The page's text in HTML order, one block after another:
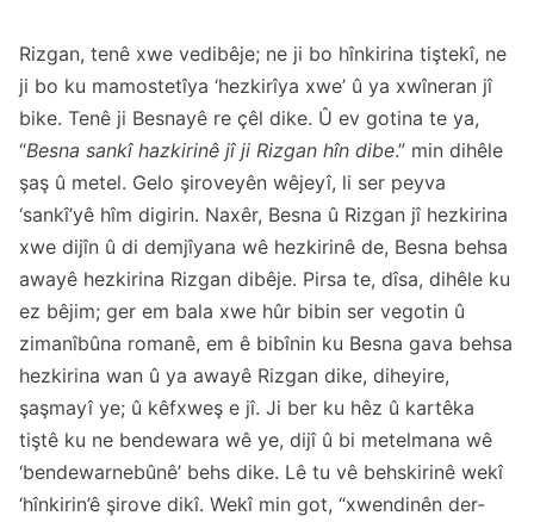
Rizgan, tenê xwe vedibêje; ne ji bo hînkirina tiştekî, ne
ji bo ku mamostetîya ‘hezkirîya xwe’ û ya xwîneran jî
bike. Tenê ji Besnayê re çêl dike. Û ev gotina te ya,
“Besna sankî hazkirinê jî ji Rizgan hîn dibe.” min dihêle
şaş û metel. Gelo şiroveyên wêjeyî, li ser peyva
‘sankî’yê hîm digirin. Naxêr, Besna û Rizgan jî hezkirina
xwe dijîn û di demjîyana wê hezkirinê de, Besna behsa
awayê hezkirina Rizgan dibêje. Pirsa te, dîsa, dihêle ku
ez bêjim; ger em bala xwe hûr bibin ser vegotin û
zimanîbûna romanê, em ê bibînin ku Besna gava behsa
hezkirina wan û ya awayê Rizgan dike, diheyire,
şaşmayî ye; û kêfxweş e jî. Ji ber ku hêz û kartêka
tiştê ku ne bendewara wê ye, dijî û bi metelmana wê
‘bendewarnebûnê’ behs dike. Lê tu vê behskirinê wekî
‘hînkirin’ê şirove dikî. Wekî min got, “xwendinên der-